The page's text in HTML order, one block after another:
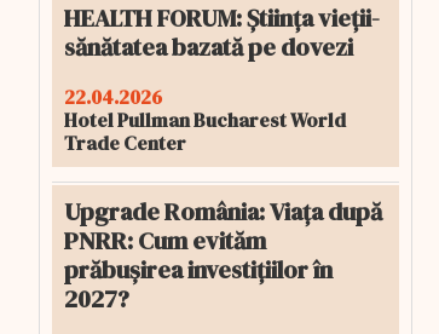
HEALTH FORUM: Știința vieții-
sănătatea bazată pe dovezi
22.04.2026
Hotel Pullman Bucharest World
Trade Center
Upgrade România: Viața după
PNRR: Cum evităm
prăbușirea investițiilor în
2027?